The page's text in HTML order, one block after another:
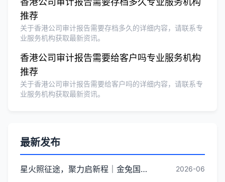
推荐
关于香港公司审计报告需要存档多久的详细内容，请联系专
业服务机构获取最新资讯。
香港公司审计报告需要给客户吗专业服务机构
推荐
关于香港公司审计报告需要给客户吗的详细内容，请联系专
业服务机构获取最新资讯。
最新发布
星火照征途，聚力启新程｜金兔国际井冈山红色研学团建圆满收官 2026-06